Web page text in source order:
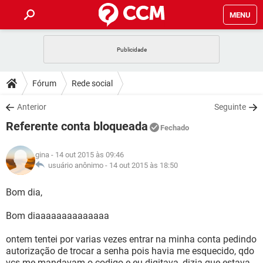
MENU
CELULAR
OUTLOOK
INSTAGRAM GMAIL
GUIA DE COMPRAS
DICAS
JOGOS
INSTAGRAM
GUIA DE COMPRAS
DOWNLOADS
JOGOS WHATSAPP
CELULAR
OUTLOOK EXCEL
INSTAGRAM
JOGOS
CELULAR
OUTLOOK
INSTAGRAM
GUIA DE COMPRAS
GLOSSÁRIO
JOGOS
INSTAGRAM GMAIL
Fórum Rede social
Anterior Seguinte
Referente conta bloqueada Fechado
gina - 14 out 2015 às 09:46
usuário anônimo - 14 out 2015 às 18:50
Bom dia,
Bom diaaaaaaaaaaaaaa
ontem tentei por varias vezes entrar na minha conta pedindo
autorização de trocar a senha pois havia me esquecido, qdo